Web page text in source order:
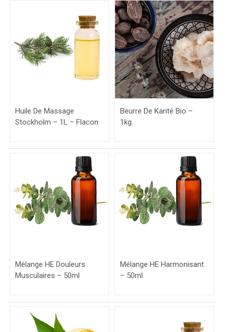
Huile De Massage
Stockholm – 1L – Flacon
Beurre De Karité Bio –
1kg
Mélange HE Douleurs
Musculaires – 50ml
Mélange HE Harmonisant
– 50ml